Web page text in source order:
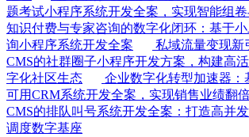
题考试小程序系统开发全案，实现智能组
知识付费与专家咨询的数字化闭环：基于
询小程序系统开发全案
私域流量变现新
CMS的社群圈子小程序开发方案，构建高
字化社区生态
企业数字化转型加速器：
可用CRM系统开发全案，实现销售业绩翻
CMS的排队叫号系统开发全案：打造高并
调度数字基座